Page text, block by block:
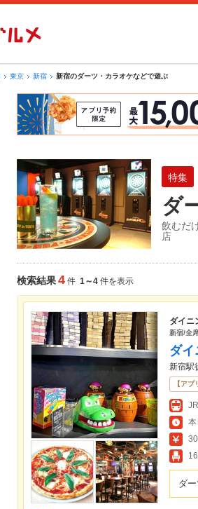
東京 新宿 新宿のダーツ・カラオケなどで遊ぶ
特集
ダ
飲むだ
店
検索結果4 件 1～4 件を表示
ダイニ
新宿/全
ダイ
新宿駅
【ア
ダ